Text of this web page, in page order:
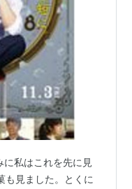
私はこれを先に見
も見ました。とくに